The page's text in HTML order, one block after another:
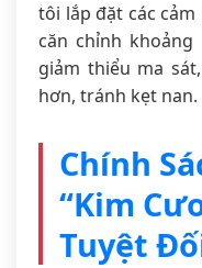
tôi lắp đặt các
căn chỉnh
giảm thiểu ma
hơn, tránh kẹt nan.
Chính
“Kim
Tuyệt